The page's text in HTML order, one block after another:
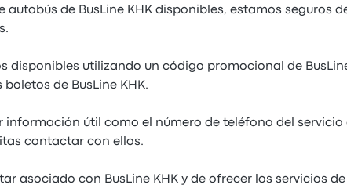
autobús de BusLine KHK disponibles, estamos seguros
disponibles utilizando un código promocional de
de BusLine KHK.
información útil como el número de teléfono del
contactar con ellos.
asociado con BusLine KHK y de ofrecer los servicios